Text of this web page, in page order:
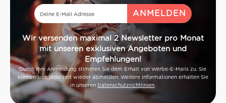
Wir versenden maximal 2 Newsletter pro Monat
mit unseren exklusiven Angeboten und
Empfehlungen!
Durch Ihre Anmeldung stimmen Sie dem Erhalt von Werbe-E-Mails zu. Sie
können sich jederzeit wieder abmelden. Weitere Informationen erhalten Sie
in unseren Datenschutzrichtlinien